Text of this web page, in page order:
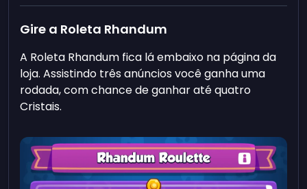
Gire a Roleta Rhandum
A Roleta Rhandum fica lá embaixo na página da
loja. Assistindo três anúncios você ganha uma
rodada, com chance de ganhar até quatro
Cristais.